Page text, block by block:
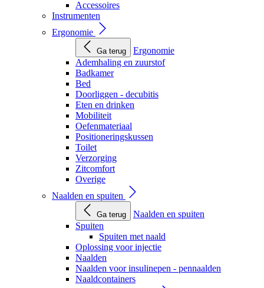
Accessoires
Instrumenten
Ergonomie
Ga terug
Ergonomie
Ademhaling en zuurstof
Badkamer
Bed
Doorliggen - decubitis
Eten en drinken
Mobiliteit
Oefenmateriaal
Positioneringskussen
Toilet
Verzorging
Zitcomfort
Overige
Naalden en spuiten
Ga terug
Naalden en spuiten
Spuiten
Spuiten met naald
Oplossing voor injectie
Naalden
Naalden voor insulinepen - pennaalden
Naaldcontainers